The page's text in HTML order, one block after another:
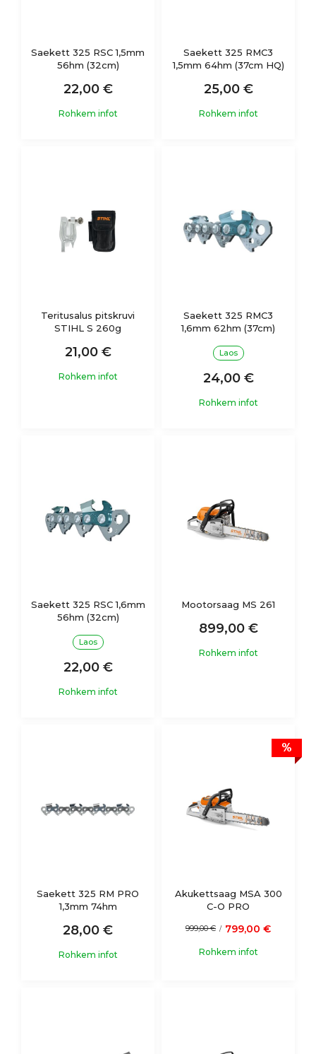
Saekett 325 RSC 1,5mm
56hm (32cm)
22,00 €
Rohkem infot
Saekett 325 RMC3
1,5mm 64hm (37cm HQ)
25,00 €
Rohkem infot
Teritusalus pitskruvi
STIHL S 260g
21,00 €
Rohkem infot
Saekett 325 RMC3
1,6mm 62hm (37cm)
Laos
24,00 €
Rohkem infot
Saekett 325 RSC 1,6mm
56hm (32cm)
Laos
22,00 €
Rohkem infot
Mootorsaag MS 261
899,00 €
Rohkem infot
Saekett 325 RM PRO
1,3mm 74hm
28,00 €
Rohkem infot
%
Akukettsaag MSA 300
C-O PRO
999,00 € / 799,00 €
Rohkem infot